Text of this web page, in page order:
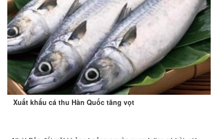
Xuất khẩu cá thu Hàn Quốc tăng vọt